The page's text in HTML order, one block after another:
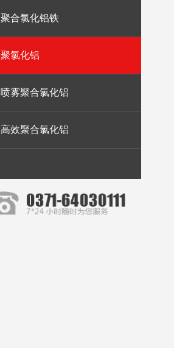
聚合氯化铝铁
聚氯化铝
喷雾聚合氯化铝
高效聚合氯化铝